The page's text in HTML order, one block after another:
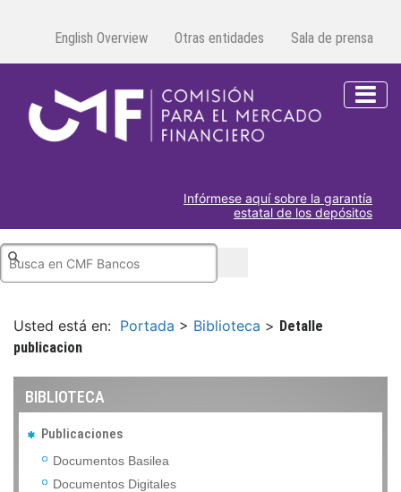
English Overview Otras entidades Sala de prensa
Infórmese aquí sobre la garantía
estatal de los depósitos
Usted está en: Portada > Biblioteca > Detalle
publicacion
BIBLIOTECA
Publicaciones
Documentos Basilea
Documentos Digitales